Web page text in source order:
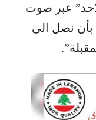
عبر صوت
بأن نصل الى